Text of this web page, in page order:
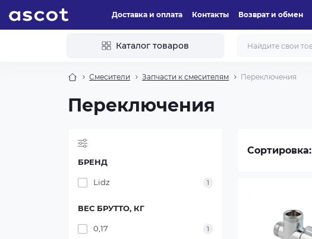
Доставка и оплата Контакты Возврат и обмен
Каталог товаров
Смесители Запчасти к смесителям Переключения
Переключения
БРЕНД
Lidz 1
ВЕС БРУТТО, КГ
0,17 1
Сортировка: